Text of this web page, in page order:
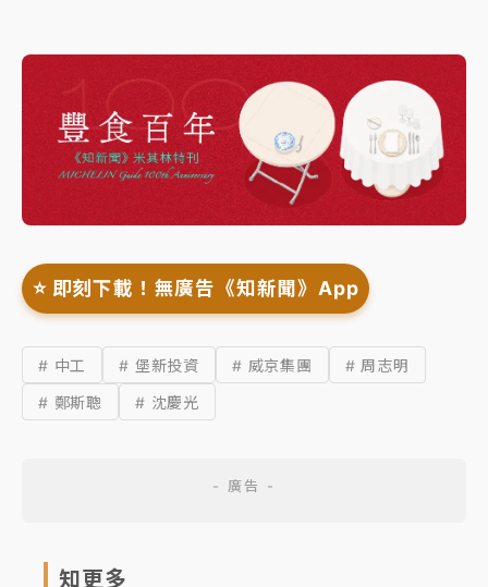
⭐️ 即刻下載！無廣告《知新聞》App
# 中工 # 堡新投資 # 威京集團
# 周志明
# 鄭斯聰
# 沈慶光
知更多